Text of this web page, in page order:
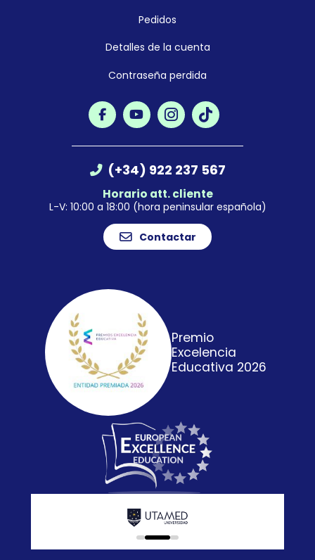
Pedidos
Detalles de la cuenta
Contraseña perdida
(+34) 922 237 567
Horario att. cliente
L-V: 10:00 a 18:00 (hora peninsular española)
Contactar
Premio
Excelencia
Educativa 2026
0 1 2